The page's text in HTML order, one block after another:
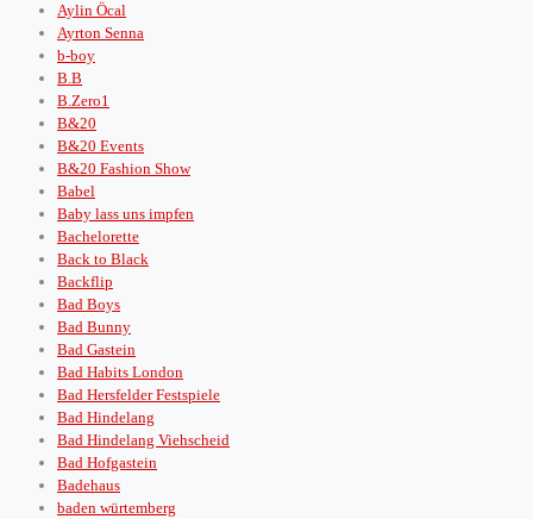
Aylin Öcal
Ayrton Senna
b-boy
B.B
B.Zero1
B&20
B&20 Events
B&20 Fashion Show
Babel
Baby lass uns impfen
Bachelorette
Back to Black
Backflip
Bad Boys
Bad Bunny
Bad Gastein
Bad Habits London
Bad Hersfelder Festspiele
Bad Hindelang
Bad Hindelang Viehscheid
Bad Hofgastein
Badehaus
baden würtemberg